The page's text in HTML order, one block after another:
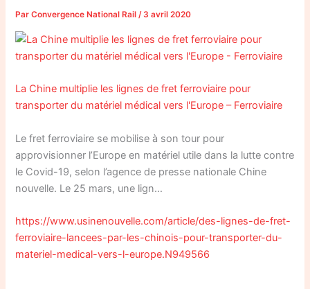
ParConvergence National Rail/ 3 avril 2020
La Chine multiplie les lignes de fret ferroviaire pour
transporter du matériel médical vers l'Europe – Ferroviaire
Le fret ferroviaire se mobilise à son tour pour
approvisionner l’Europe en matériel utile dans la lutte contre
le Covid-19, selon l’agence de presse nationale Chine
nouvelle. Le 25 mars, une lign…
https://www.usinenouvelle.com/article/des-lignes-de-fret-
ferroviaire-lancees-par-les-chinois-pour-transporter-du-
materiel-medical-vers-l-europe.N949566